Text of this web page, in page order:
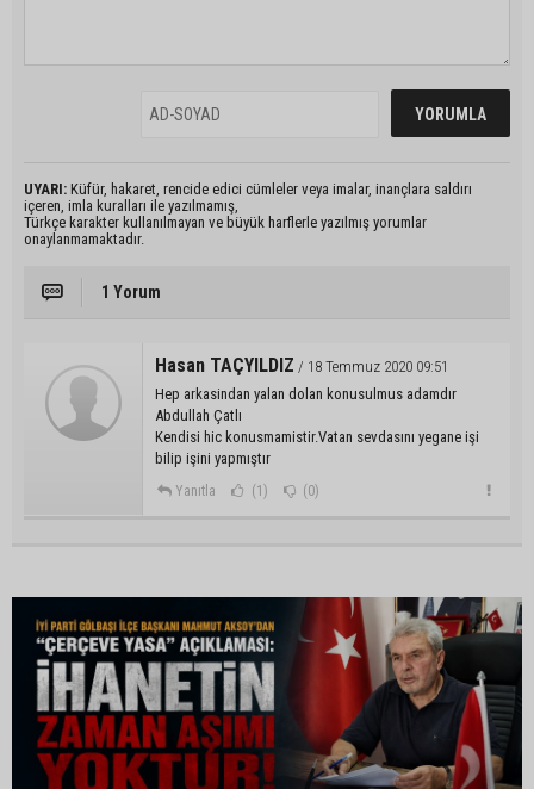
UYARI: Küfür, hakaret, rencide edici cümleler veya imalar, inançlara saldırı
içeren, imla kuralları ile yazılmamış,
Türkçe karakter kullanılmayan ve büyük harflerle yazılmış yorumlar
onaylanmamaktadır.
1 Yorum
Hasan TAÇYILDIZ / 18 Temmuz 2020 09:51
Hep arkasindan yalan dolan konusulmus adamdır
Abdullah Çatlı
Kendisi hic konusmamistir.Vatan sevdasını yegane işi
bilip işini yapmıştır
Yanıtla (1) (0)